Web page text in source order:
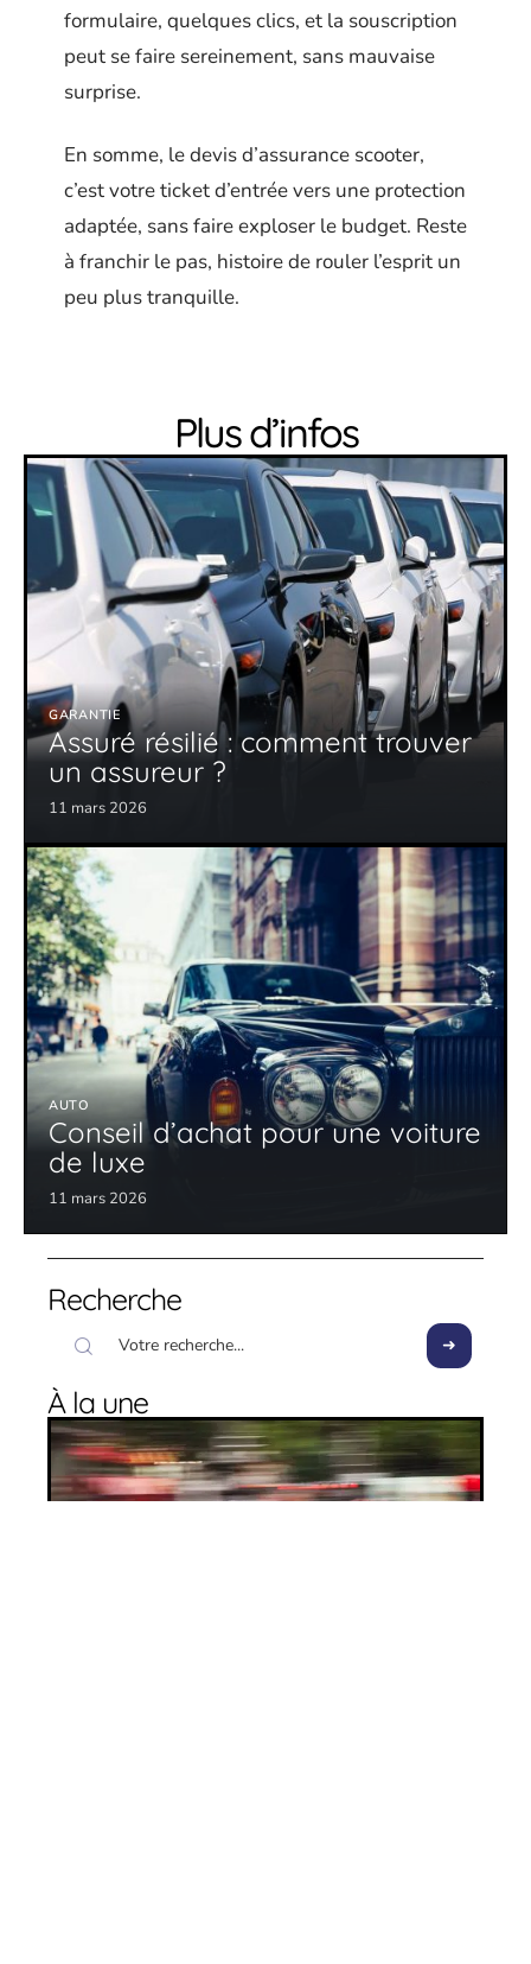
formulaire, quelques clics, et la souscription
peut se faire sereinement, sans mauvaise
surprise.
En somme, le devis d’assurance scooter,
c’est votre ticket d’entrée vers une protection
adaptée, sans faire exploser le budget. Reste
à franchir le pas, histoire de rouler l’esprit un
peu plus tranquille.
Plus d’infos
GARANTIE
Assuré résilié : comment trouver
un assureur ?
11 mars 2026
AUTO
Conseil d’achat pour une voiture
de luxe
11 mars 2026
Recherche
À la une